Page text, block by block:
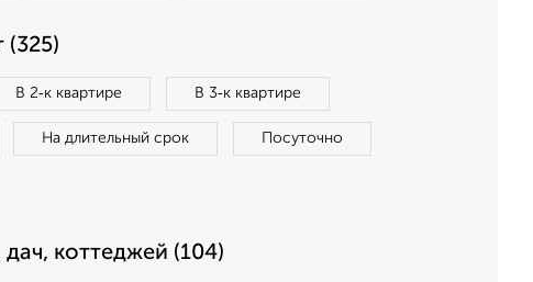
(325)
В 2‑к квартире В 3‑к квартире
На длительный срок Посуточно
коттеджей (104)